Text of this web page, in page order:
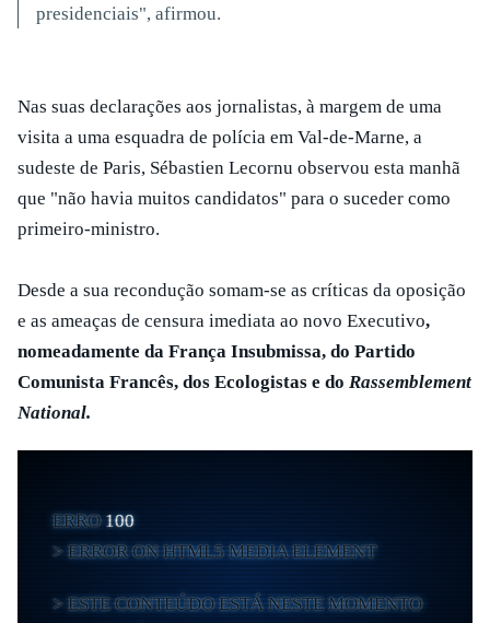
presidenciais", afirmou.
Nas suas declarações aos jornalistas, à margem de uma
visita a uma esquadra de polícia em Val-de-Marne, a
sudeste de Paris, Sébastien Lecornu observou esta manhã
que "não havia muitos candidatos" para o suceder como
primeiro-ministro.
Desde a sua recondução somam-se as críticas da oposição
e as ameaças de censura imediata ao novo Executivo,
nomeadamente da França Insubmissa, do Partido
Comunista Francês, dos Ecologistas e do Rassemblement
National.
ERRO100
ERROR ON HTML5 MEDIA ELEMENT
ESTE CONTEÚDO ESTÁ NESTE MOMENTO